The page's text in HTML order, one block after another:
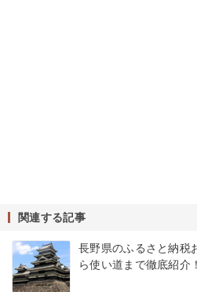
関連する記事
長野県のふるさと納税
ら使い道まで徹底紹介！